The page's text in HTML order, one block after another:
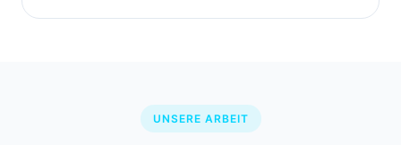
UNSERE ARBEIT